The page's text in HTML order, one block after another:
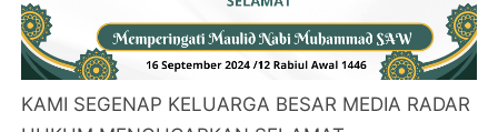
KAMI SEGENAP KELUARGA BESAR MEDIA RADAR